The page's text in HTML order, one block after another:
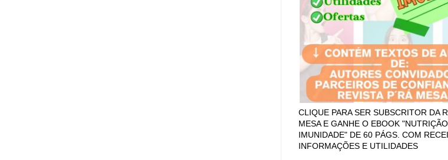
CLIQUE PARA SER SUBSCRITOR DA
MESA E GANHE O EBOOK
IMUNIDADE" DE 60 PÁGS. COM
INFORMAÇÕES E UTILIDADES